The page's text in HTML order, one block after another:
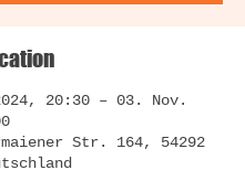
20:30 – 03. Nov.
Str. 164, 54292